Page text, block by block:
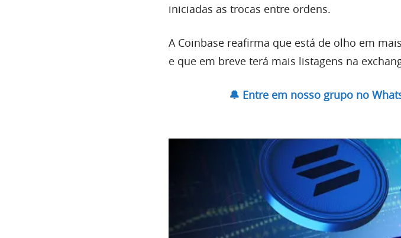
iniciadas as trocas entre ordens.
A Coinbase reafirma que está de olho em
e que em breve terá mais listagens na
🔔 Entre em nosso grupo no